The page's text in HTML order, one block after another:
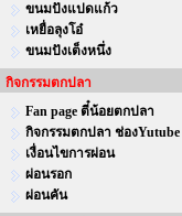
ขนมปังแปดแก้ว
เหยื่อลุงโอ๋
ขนมปังเต็งหนึ่ง
กิจกรรมตกปลา
Fan page ตี๋น้อยตกปลา
กิจกรรมตกปลา ช่องYutube
เงื่อนไขการผ่อน
ผ่อนรอก
ผ่อนคัน